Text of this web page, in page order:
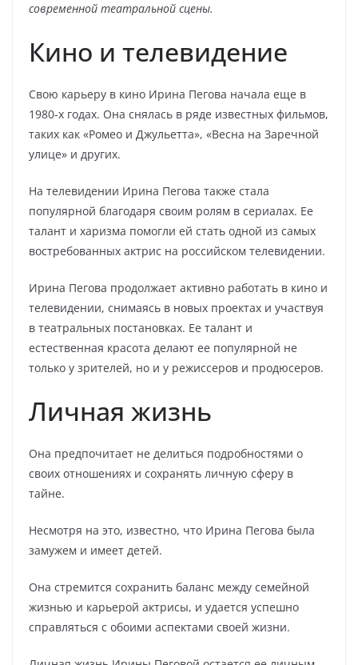
современной театральной сцены.
Кино и телевидение
Свою карьеру в кино Ирина Пегова начала еще в
1980-х годах. Она снялась в ряде известных фильмов,
таких как «Ромео и Джульетта», «Весна на Заречной
улице» и других.
На телевидении Ирина Пегова также стала
популярной благодаря своим ролям в сериалах. Ее
талант и харизма помогли ей стать одной из самых
востребованных актрис на российском телевидении.
Ирина Пегова продолжает активно работать в кино и
телевидении, снимаясь в новых проектах и участвуя
в театральных постановках. Ее талант и
естественная красота делают ее популярной не
только у зрителей, но и у режиссеров и продюсеров.
Личная жизнь
Она предпочитает не делиться подробностями о
своих отношениях и сохранять личную сферу в
тайне.
Несмотря на это, известно, что Ирина Пегова была
замужем и имеет детей.
Она стремится сохранить баланс между семейной
жизнью и карьерой актрисы, и удается успешно
справляться с обоими аспектами своей жизни.